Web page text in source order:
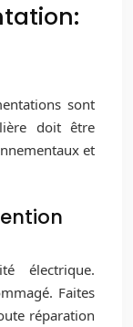
sont
doit être
et
électrique.
Faites
réparation